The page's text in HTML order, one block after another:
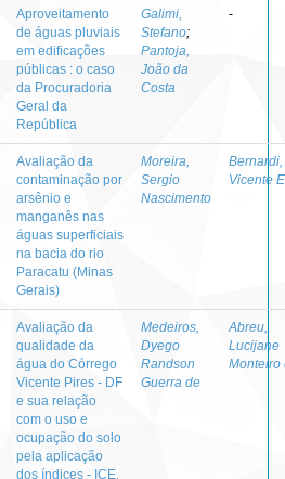
Aproveitamento
de águas pluviais
em edificações
públicas : o caso
da Procuradoria
Geral da
República
Galimi,
Stefano;
Pantoja,
João da
Costa
-
Avaliação da
contaminação por
arsênio e
manganês nas
águas superficiais
na bacia do rio
Paracatu (Minas
Gerais)
Moreira,
Sergio
Nascimento
Vicente
Avaliação da
qualidade da
água do Córrego
Vicente Pires - DF
e sua relação
com o uso e
ocupação do solo
pela aplicação
dos índices - ICE,
Medeiros,
Dyego
Randson
Guerra de
Abreu,
Lucijane
Monteiro